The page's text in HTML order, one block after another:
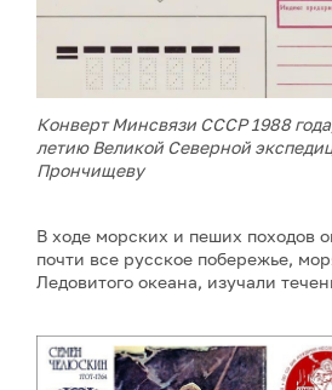
Конверт Минсвязи СССР 1988
летию Великой Северной
Прончищеву
В ходе морских и пеших походов
почти все русское побережье,
Ледовитого океана, изучали